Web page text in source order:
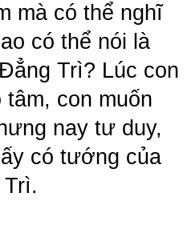
mà có thể nghĩ
có thể nói là
Trì? Lúc con
con muốn
nay tư duy,
có tướng của